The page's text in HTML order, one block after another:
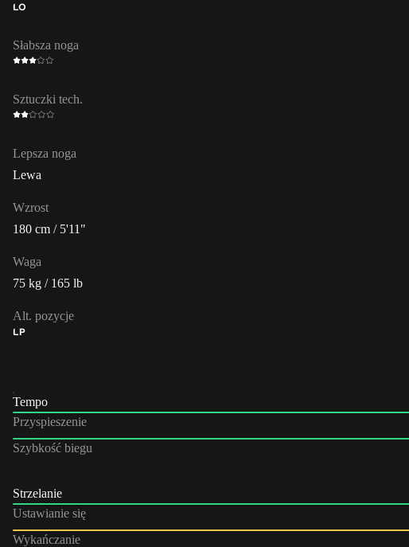
LO
Słabsza noga
Sztuczki tech.
Lepsza noga
Lewa
Wzrost
180 cm / 5'11"
Waga
75 kg / 165 lb
Alt. pozycje
LP
Tempo
Przyspieszenie
Szybkość biegu
Strzelanie
Ustawianie się
Wykańczanie